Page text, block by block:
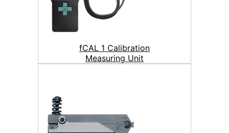
fCAL 1 Calibration
Measuring Unit